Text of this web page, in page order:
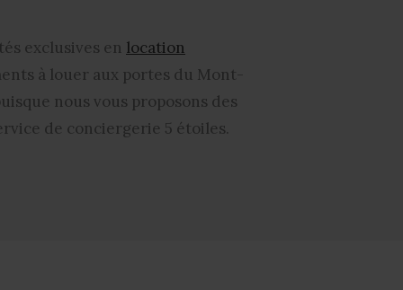
exclusives en location
à louer aux portes du Mont-
nous vous proposons des
de conciergerie 5 étoiles.